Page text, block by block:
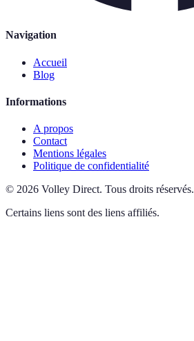
Navigation
Accueil
Blog
Informations
A propos
Contact
Mentions légales
Politique de confidentialité
© 2026 Volley Direct. Tous droits réservés.
Certains liens sont des liens affiliés.